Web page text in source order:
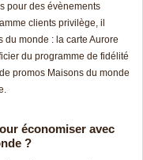
pour des évènements
clients privilège, il
monde : la carte Aurore
du programme de fidélité
promos Maisons du monde
économiser avec
?